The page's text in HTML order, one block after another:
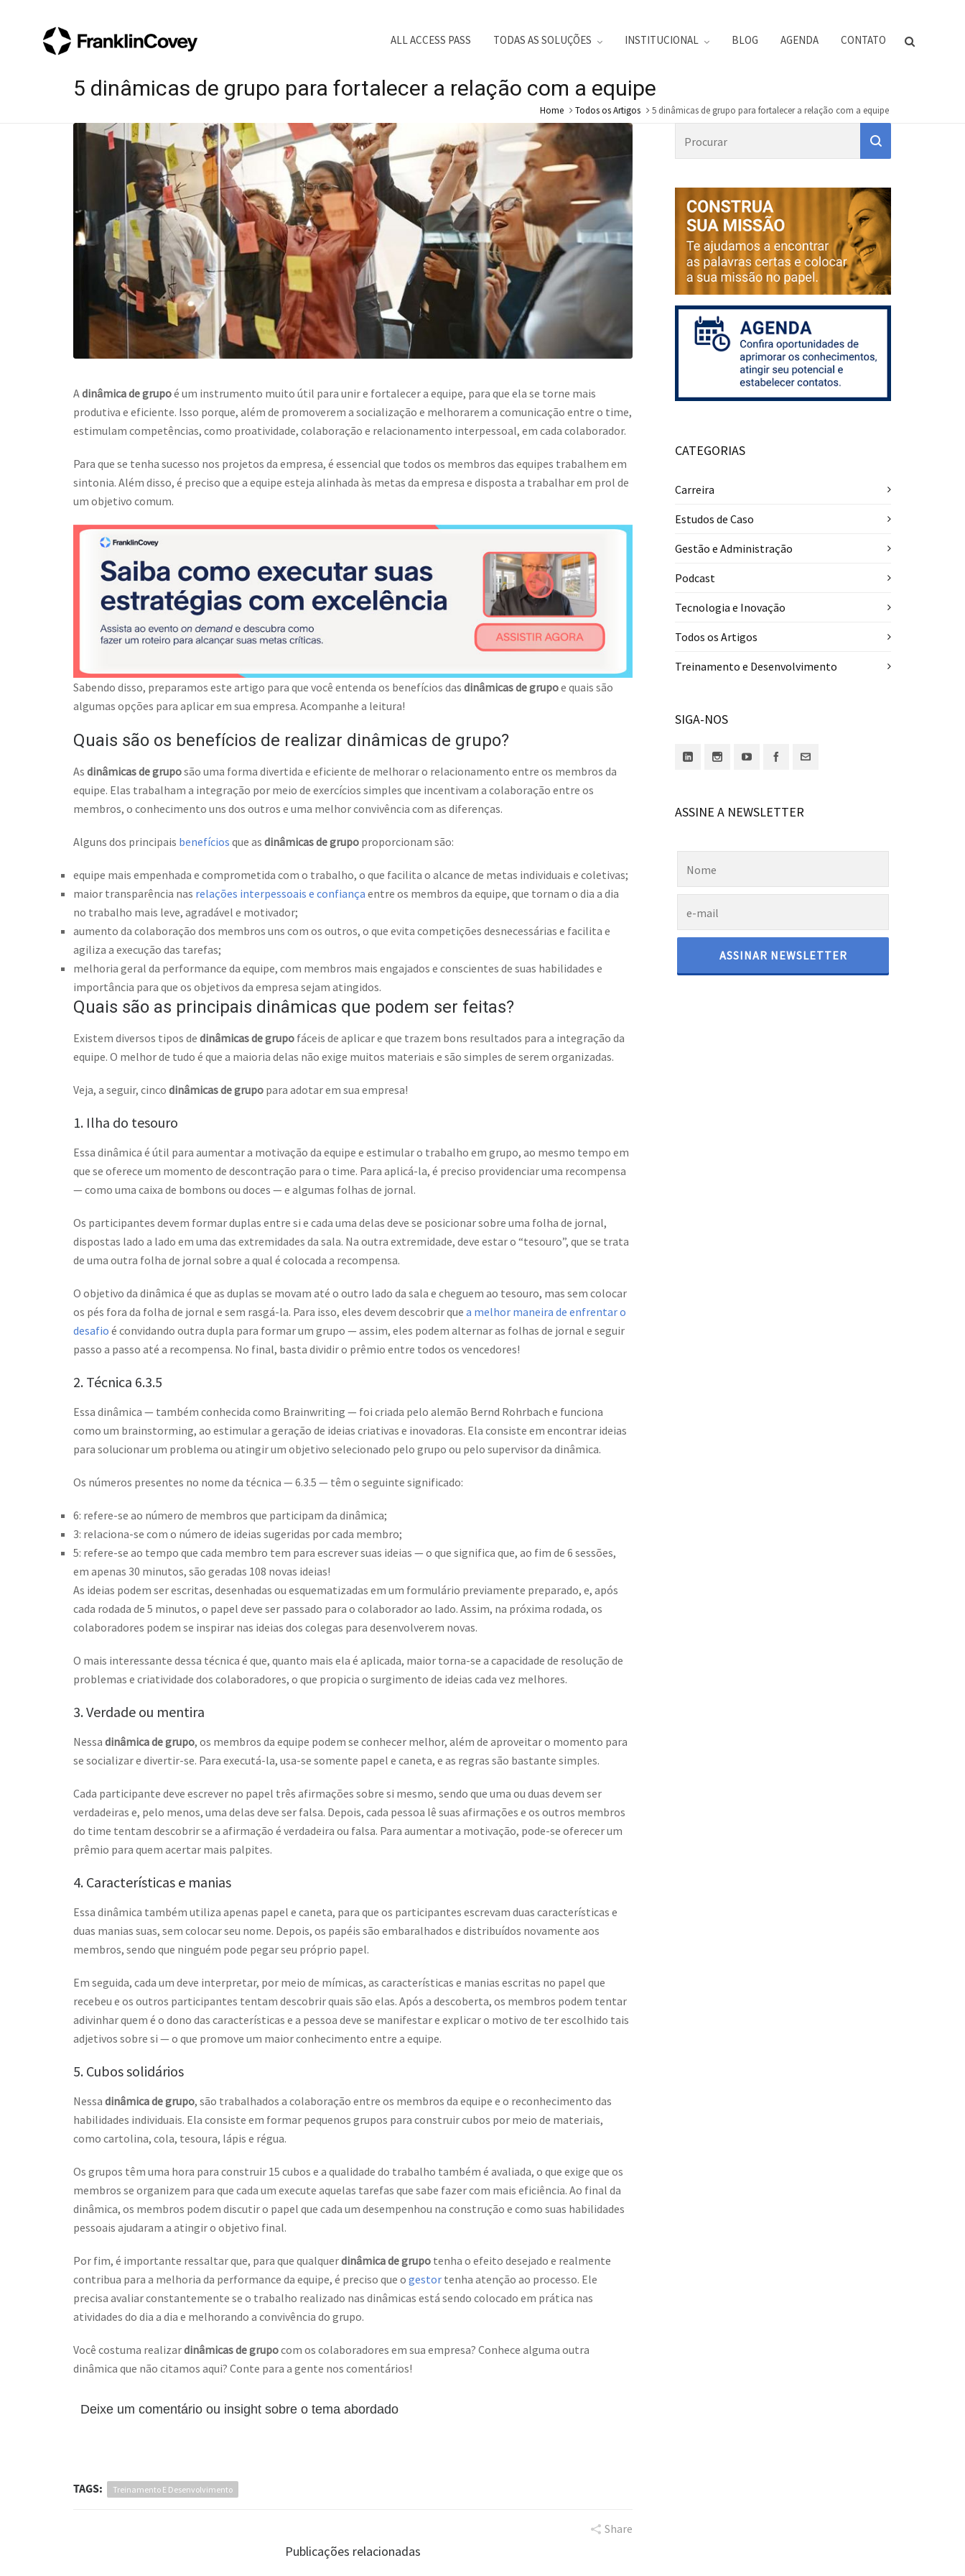
ALL ACCESS PASS TODAS AS SOLUÇÕES INSTITUCIONAL BLOG AGENDA CONTATO
5 dinâmicas de grupo para fortalecer a relação com a equipe
Home Todos os Artigos 5 dinâmicas de grupo para fortalecer a relação com a equipe
Adinâmica de grupoé um instrumento muito útil para unir e fortalecer a equipe, para que ela se torne mais
produtiva e eficiente. Isso porque, além de promoverem a socialização e melhorarem a comunicação entre o time,
estimulam competências, como proatividade, colaboração e relacionamento interpessoal, em cada colaborador.
Para que se tenha sucesso nos projetos da empresa, é essencial que todos os membros das equipes trabalhem em
sintonia. Além disso, é preciso que a equipe esteja alinhada às metas da empresa e disposta a trabalhar em prol de
um objetivo comum.
Sabendo disso, preparamos este artigo para que você entenda os benefícios das dinâmicas de grupoe quais são
algumas opções para aplicar em sua empresa. Acompanhe a leitura!
Quais são os benefícios de realizar dinâmicas de grupo?
As dinâmicas de gruposão uma forma divertida e eficiente de melhorar o relacionamento entre os membros da
equipe. Elas trabalham a integração por meio de exercícios simples que incentivam a colaboração entre os
membros, o conhecimento uns dos outros e uma melhor convivência com as diferenças.
Alguns dos principais benefícios que as dinâmicas de grupo proporcionam são:
equipe mais empenhada e comprometida com o trabalho, o que facilita o alcance de metas individuais e coletivas;
maior transparência nas relações interpessoais e confiança entre os membros da equipe, que tornam o dia a dia
no trabalho mais leve, agradável e motivador;
aumento da colaboração dos membros uns com os outros, o que evita competições desnecessárias e facilita e
agiliza a execução das tarefas;
melhoria geral da performance da equipe, com membros mais engajados e conscientes de suas habilidades e
importância para que os objetivos da empresa sejam atingidos.
Quais são as principais dinâmicas que podem ser feitas?
Existem diversos tipos de dinâmicas de grupo fáceis de aplicar e que trazem bons resultados para a integração da
equipe. O melhor de tudo é que a maioria delas não exige muitos materiais e são simples de serem organizadas.
Veja, a seguir, cinco dinâmicas de grupo para adotar em sua empresa!
1. Ilha do tesouro
Essa dinâmica é útil para aumentar a motivação da equipe e estimular o trabalho em grupo, ao mesmo tempo em
que se oferece um momento de descontração para o time. Para aplicá-la, é preciso providenciar uma recompensa
— como uma caixa de bombons ou doces — e algumas folhas de jornal.
Os participantes devem formar duplas entre si e cada uma delas deve se posicionar sobre uma folha de jornal,
dispostas lado a lado em uma das extremidades da sala. Na outra extremidade, deve estar o “tesouro”, que se trata
de uma outra folha de jornal sobre a qual é colocada a recompensa.
O objetivo da dinâmica é que as duplas se movam até o outro lado da sala e cheguem ao tesouro, mas sem colocar
os pés fora da folha de jornal e sem rasgá-la. Para isso, eles devem descobrir que a melhor maneira de enfrentar o
desafio é convidando outra dupla para formar um grupo — assim, eles podem alternar as folhas de jornal e seguir
passo a passo até a recompensa. No final, basta dividir o prêmio entre todos os vencedores!
2. Técnica 6.3.5
Essa dinâmica — também conhecida como Brainwriting — foi criada pelo alemão Bernd Rohrbach e funciona
como um brainstorming, ao estimular a geração de ideias criativas e inovadoras. Ela consiste em encontrar ideias
para solucionar um problema ou atingir um objetivo selecionado pelo grupo ou pelo supervisor da dinâmica.
Os números presentes no nome da técnica — 6.3.5 — têm o seguinte significado:
6: refere-se ao número de membros que participam da dinâmica;
3: relaciona-se com o número de ideias sugeridas por cada membro;
5: refere-se ao tempo que cada membro tem para escrever suas ideias — o que significa que, ao fim de 6 sessões,
em apenas 30 minutos, são geradas 108 novas ideias!
As ideias podem ser escritas, desenhadas ou esquematizadas em um formulário previamente preparado, e, após
cada rodada de 5 minutos, o papel deve ser passado para o colaborador ao lado. Assim, na próxima rodada, os
colaboradores podem se inspirar nas ideias dos colegas para desenvolverem novas.
O mais interessante dessa técnica é que, quanto mais ela é aplicada, maior torna-se a capacidade de resolução de
problemas e criatividade dos colaboradores, o que propicia o surgimento de ideias cada vez melhores.
3. Verdade ou mentira
Nessa dinâmica de grupo, os membros da equipe podem se conhecer melhor, além de aproveitar o momento para
se socializar e divertir-se. Para executá-la, usa-se somente papel e caneta, e as regras são bastante simples.
Cada participante deve escrever no papel três afirmações sobre si mesmo, sendo que uma ou duas devem ser
verdadeiras e, pelo menos, uma delas deve ser falsa. Depois, cada pessoa lê suas afirmações e os outros membros
do time tentam descobrir se a afirmação é verdadeira ou falsa. Para aumentar a motivação, pode-se oferecer um
prêmio para quem acertar mais palpites.
4. Características e manias
Essa dinâmica também utiliza apenas papel e caneta, para que os participantes escrevam duas características e
duas manias suas, sem colocar seu nome. Depois, os papéis são embaralhados e distribuídos novamente aos
membros, sendo que ninguém pode pegar seu próprio papel.
Em seguida, cada um deve interpretar, por meio de mímicas, as características e manias escritas no papel que
recebeu e os outros participantes tentam descobrir quais são elas. Após a descoberta, os membros podem tentar
adivinhar quem é o dono das características e a pessoa deve se manifestar e explicar o motivo de ter escolhido tais
adjetivos sobre si — o que promove um maior conhecimento entre a equipe.
5. Cubos solidários
Nessa dinâmica de grupo, são trabalhados a colaboração entre os membros da equipe e o reconhecimento das
habilidades individuais. Ela consiste em formar pequenos grupos para construir cubos por meio de materiais,
como cartolina, cola, tesoura, lápis e régua.
Os grupos têm uma hora para construir 15 cubos e a qualidade do trabalho também é avaliada, o que exige que os
membros se organizem para que cada um execute aquelas tarefas que sabe fazer com mais eficiência. Ao final da
dinâmica, os membros podem discutir o papel que cada um desempenhou na construção e como suas habilidades
pessoais ajudaram a atingir o objetivo final.
Por fim, é importante ressaltar que, para que qualquerdinâmica de grupo tenha o efeito desejado e realmente
contribua para a melhoria da performance da equipe, é preciso que o gestor tenha atenção ao processo. Ele
precisa avaliar constantemente se o trabalho realizado nas dinâmicas está sendo colocado em prática nas
atividades do dia a dia e melhorando a convivência do grupo.
Você costuma realizardinâmicas de grupocom os colaboradores em sua empresa? Conhece alguma outra
dinâmica que não citamos aqui? Conte para a gente nos comentários!
Deixe um comentário ou insight sobre o tema abordado
TAGS: Treinamento E Desenvolvimento
Share
Publicações relacionadas
CATEGORIAS
Carreira
Estudos de Caso
Gestão e Administração
Podcast
Tecnologia e Inovação
Todos os Artigos
Treinamento e Desenvolvimento
SIGA-NOS
ASSINE A NEWSLETTER